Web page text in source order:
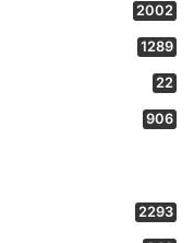
2002
1289
22
906
2293